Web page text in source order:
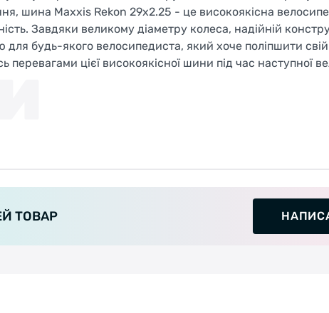
шина Maxxis Rekon 29x2.25 - це високоякісна
Завдяки великому діаметру колеса, надійній
будь-якого велосипедиста, який хоче поліпшити
цієї високоякісної шини під час наступної
ТОВАР